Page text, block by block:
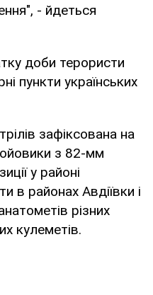
- йдеться
доби терористи
пункти українських
зафіксована на
з 82-мм
у районі
в районах Авдіївки і
різних
кулеметів.